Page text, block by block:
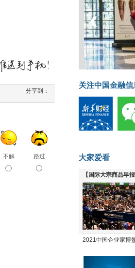
分享到：
不解 路过
菲律宾：防疫
‹
关注中国金融信
大家爱看
【国际大宗商品早
全线下跌
2021中国企业家博